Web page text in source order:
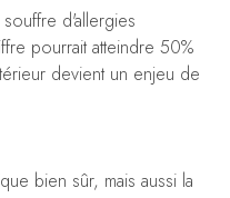
d'allergies
pourrait atteindre 50%
devient un enjeu de
bien sûr, mais aussi la